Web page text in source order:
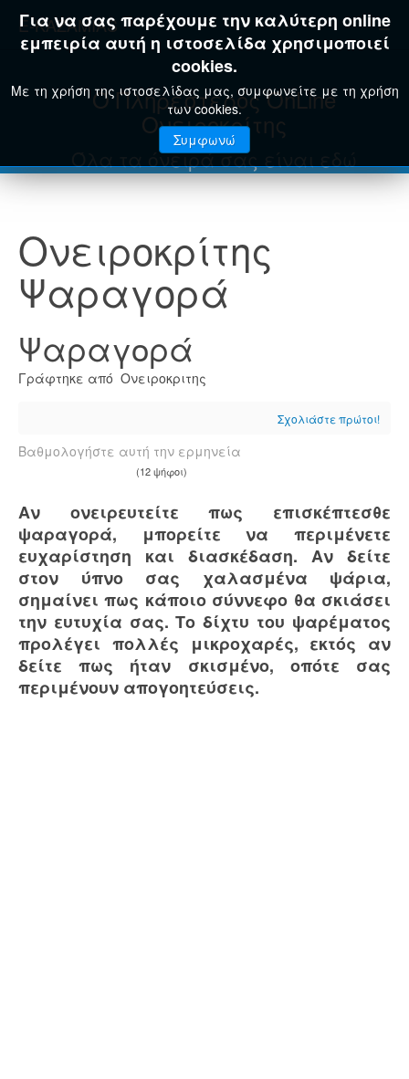
E-KAZAMIAS
Για να σας παρέχουμε την καλύτερη online
εμπειρία αυτή η ιστοσελίδα χρησιμοποιεί
cookies.
Με τη χρήση της ιστοσελίδας μας, συμφωνείτε με τη χρήση
των cookies.
Συμφωνώ
Ο Πληρέστερος OnLine
Ονειροκρίτης
Όλα τα όνειρά σας είναι εδώ
Ονειροκρίτης
Ψαραγορά
Ψαραγορά
Γράφτηκε από Ονειροκριτης
Σχολιάστε πρώτοι!
Βαθμολογήστε αυτή την ερμηνεία
(12 ψήφοι)
Αν ονειρευτείτε πως επισκέπτεσθε
ψαραγορά, μπορείτε να περιμένετε
ευχαρίστηση και διασκέδαση. Αν δείτε
στον ύπνο σας χαλασμένα ψάρια,
σημαίνει πως κάποιο σύννεφο θα σκιάσει
την ευτυχία σας. Το δίχτυ του ψαρέματος
προλέγει πολλές μικροχαρές, εκτός αν
δείτε πως ήταν σκισμένο, οπότε σας
περιμένουν απογοητεύσεις.